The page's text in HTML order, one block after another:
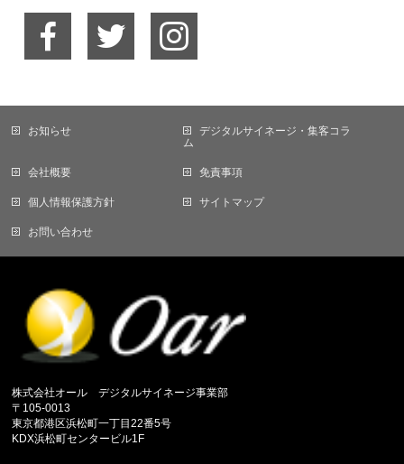
お知らせ
デジタルサイネージ・集客コラ
ム
会社概要 免責事項
個人情報保護方針 サイトマップ
お問い合わせ
株式会社オール デジタルサイネージ事業部
〒105-0013
東京都港区浜松町一丁目22番5号
KDX浜松町センタービル1F